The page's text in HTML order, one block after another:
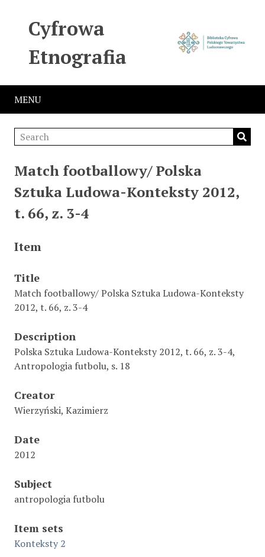
Cyfrowa
Etnografia
MENU
Match footballowy/ Polska
Sztuka Ludowa-Konteksty 2012,
t. 66, z. 3-4
Item
Title
Match footballowy/ Polska Sztuka Ludowa-Konteksty
2012, t. 66, z. 3-4
Description
Polska Sztuka Ludowa-Konteksty 2012, t. 66, z. 3-4,
Antropologia futbolu, s. 18
Creator
Wierzyński, Kazimierz
Date
2012
Subject
antropologia futbolu
Item sets
Konteksty 2